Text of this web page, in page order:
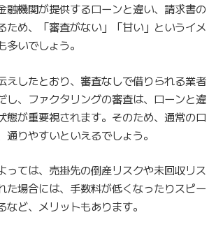
融機関が提供するローンと違い、請求書の
ため、「審査がない」「甘い」というイメ
いでしょう。
えしたとおり、審査なしで借りられる業者
し、ファクタリングの審査は、ローンと違
態が重要視されます。そのため、通常のロ
通りやすいといえるでしょう。
っては、売掛先の倒産リスクや未回収リス
た場合には、手数料が低くなったりスピー
など、メリットもあります。